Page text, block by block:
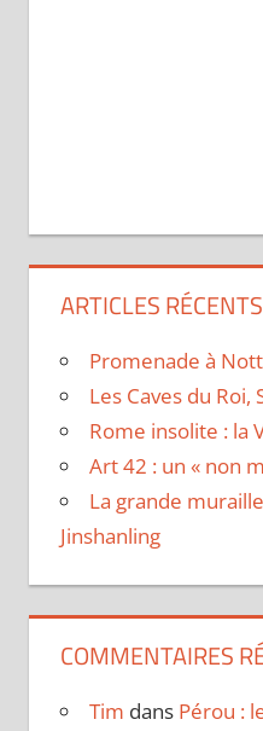
ARTICLES RÉCENTS
Promenade à
Les Caves du Roi,
Rome insolite : la
Art 42 : un « non
La grande
Jinshanling
COMMENTAIRES
Tim dans Pérou :